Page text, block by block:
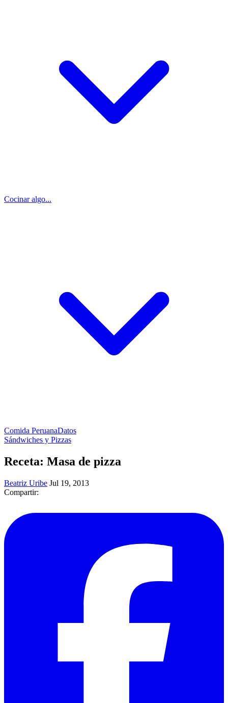
Cocinar algo...
Comida PeruanaDatos
Sándwiches y Pizzas
Receta: Masa de pizza
Beatriz Uribe Jul 19, 2013
Compartir: